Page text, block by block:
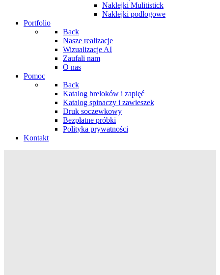
Naklejki Mulitistick
Naklejki podłogowe
Portfolio
Back
Nasze realizacje
Wizualizacje AI
Zaufali nam
O nas
Pomoc
Back
Katalog breloków i zapięć
Katalog spinaczy i zawieszek
Druk soczewkowy
Bezpłatne próbki
Polityka prywatności
Kontakt